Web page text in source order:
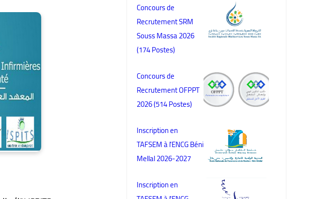
Concours de
Recrutement SRM
Souss Massa 2026
(174 Postes)
Concours de
Recrutement OFPPT
2026 (514 Postes)
Inscription en
TAFSEM à l'ENCG Béni
Mellal 2026-2027
Inscription en